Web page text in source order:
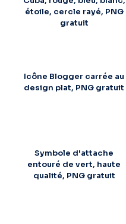
étoile, cercle rayé, PNG
gratuit
Icône Blogger carrée au
design plat, PNG gratuit
Symbole d'attache
entouré de vert, haute
qualité, PNG gratuit